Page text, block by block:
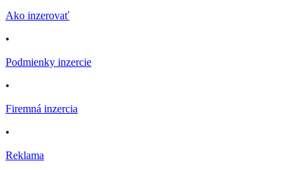
Ako inzerovať
•
Podmienky inzercie
•
Firemná inzercia
•
Reklama